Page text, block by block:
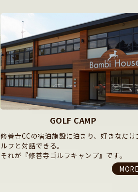
LESSON
生徒さんのレベルや課題によって、それぞ
ポイントが異なる理想のラウンドレッスン。
MORE